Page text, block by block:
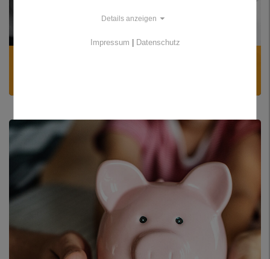
Details anzeigen
Impressum | Datenschutz